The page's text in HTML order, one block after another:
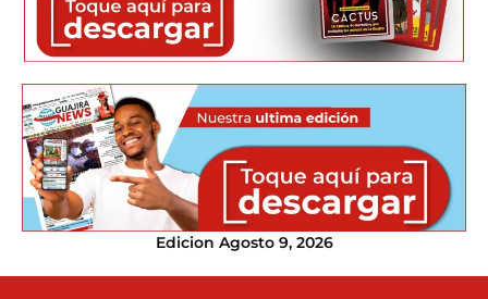
Edicion Agosto 9, 2026